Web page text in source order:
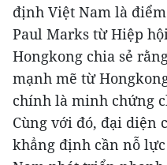
định Việt Nam là
Paul Marks từ Hiệp
Hongkong chia sẻ
mạnh mẽ từ
chính là minh chứng
Cùng với đó, đại diện
khẳng định cần nỗ